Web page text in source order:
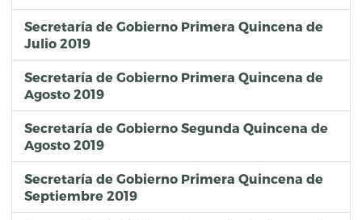
Secretaría de Gobierno Primera Quincena de
Julio 2019
Secretaría de Gobierno Primera Quincena de
Agosto 2019
Secretaría de Gobierno Segunda Quincena de
Agosto 2019
Secretaría de Gobierno Primera Quincena de
Septiembre 2019